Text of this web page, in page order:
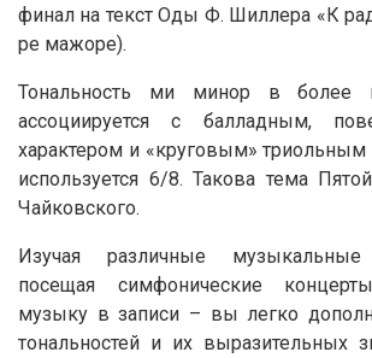
финал на текст Оды Ф. Шиллера «К
ре мажоре).
Тональность ми минор в более
ассоциируется с балладным,
характером и «круговым» триольным
используется 6/8. Такова тема
Чайковского.
Изучая различные музыкальные
посещая симфонические
музыку в записи – вы легко
тональностей и их выразительных